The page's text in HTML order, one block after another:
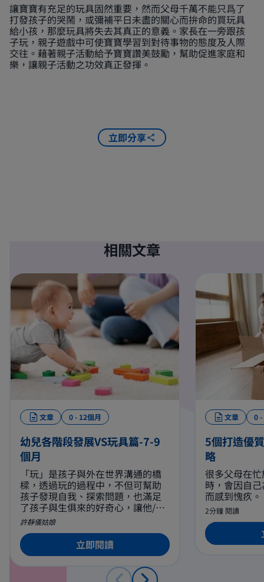
讓寶寶有充足的玩具固然重要，然而父母千萬不能只爲了
打發孩子的哭鬧，或彌補平日未盡的關心而拚命的買玩具
給小孩，那麼玩具將失去其真正的意義。家長在一旁跟孩
子玩，親子遊戲中可使寶寶學習到對待事物的態度及人際
交往。藉著親子活動給予寶寶讚美鼓勵，幫助促進家庭和
樂，讓親子活動之功效真正發揮。
立即分享
相關文章
文章 0 - 12個月
幼兒各階段發展VS玩具篇-7-9
個月
「玩」是孩子與外在世界溝通的橋
樑，透過玩的過程中，不但可幫助
孩子發現自我、探索問題，也滿足
了孩子與生俱來的好奇心，讓他/她
有機會表達自己對事物的看法及態
度。由於每個階段的心智發展不
同，玩具對孩子的適用及啓發程度
亦有所差異，因此如何爲寶寶準備
適合不同年齡和個性的各類玩具是
一門相當重要的功課。
許靜儀姑娘
立即閱讀
文章 0 -
5個打造優
略
很多父母在
時，會因自
而感到愧疚。
2分鐘 閱讀